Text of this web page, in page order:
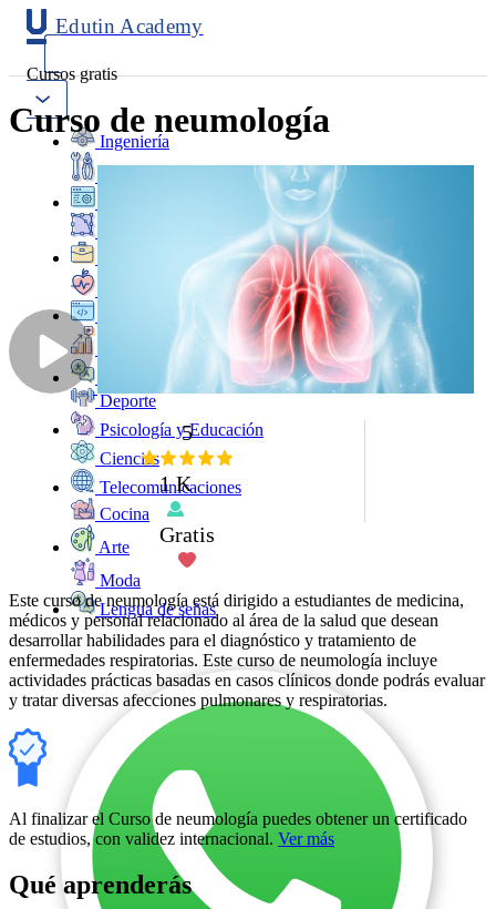
Edutin Academy
Cursos gratis
Ingeniería
Marketing
Deporte
Psicología y Educación
Ciencias
Telecomunicaciones
Cocina
Arte
Moda
Lengua de señas
Curso de neumología
5
1 K
Gratis
Este curso de neumología está dirigido a estudiantes de medicina,
médicos y personal relacionado al área de la salud que desean
desarrollar habilidades para el diagnóstico y tratamiento de
enfermedades respiratorias. Este curso de neumología incluye
actividades prácticas basadas en casos clínicos donde podrás evaluar
y tratar diversas afecciones pulmonares y respiratorias.
Al finalizar el Curso de neumología puedes obtener un certificado
de estudios, con validez internacional. Ver más
Qué aprenderás